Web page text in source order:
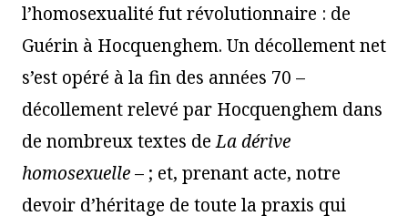
l’homosexualité fut révolutionnaire : de
Guérin à Hocquenghem. Un décollement net
s’est opéré à la fin des années 70 –
décollement relevé par Hocquenghem dans
de nombreux textes deLa dérive
homosexuelle– ; et, prenant acte, notre
devoir d’héritage de toute la praxis qui